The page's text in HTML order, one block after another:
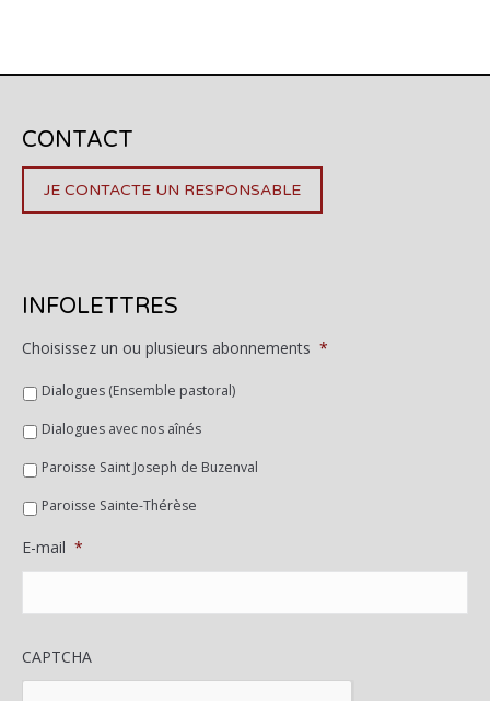
CONTACT
JE CONTACTE UN RESPONSABLE
INFOLETTRES
Choisissez un ou plusieurs abonnements *
Dialogues (Ensemble pastoral)
Dialogues avec nos aînés
Paroisse Saint Joseph de Buzenval
Paroisse Sainte-Thérèse
E-mail *
CAPTCHA